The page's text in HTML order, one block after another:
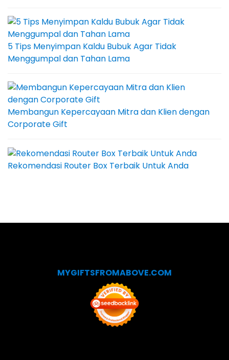
5 Tips Menyimpan Kaldu Bubuk Agar Tidak
Menggumpal dan Tahan Lama
Membangun Kepercayaan Mitra dan Klien dengan
Corporate Gift
Rekomendasi Router Box Terbaik Untuk Anda
MYGIFTSFROMABOVE.COM